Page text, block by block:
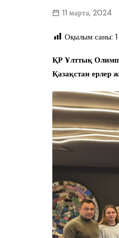
11 марта, 2024
Оқылым саны:
ҚР Ұлттық
Қазақстан ерлер